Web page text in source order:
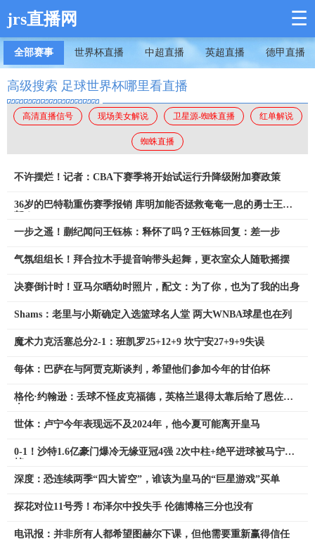
jrs直播网 ☰
全部赛事 世界杯直播 中超直播 英超直播 德甲直播
高级搜索 足球世界杯哪里看直播
高清直播信号 现场美女解说 卫星源-蜘蛛直播 红单解说
蜘蛛直播
不许摆烂！记者：CBA下赛季将开始试运行升降级附加赛政策
36岁的巴特勒重伤赛季报销 库明加能否拯救奄奄一息的勇士王
一步之遥！蒯纪闻问王钰栋：释怀了吗？王钰栋回复：差一步
气氛组组长！拜合拉木手提音响带头起舞，更衣室众人随歌摇摆
决赛倒计时！亚马尔晒幼时照片，配文：为了你，也为了我的出身
Shams：老里与小斯确定入选篮球名人堂 两大WNBA球星也在列
魔术力克活塞总分2-1：班凯罗25+12+9 坎宁安27+9+9失误
每体：巴萨在与阿贾克斯谈判，希望他们参加今年的甘伯杯
格伦·约翰逊：丢球不怪皮克福德，英格兰退得太靠后给了恩佐机
世体：卢宁今年表现远不及2024年，他今夏可能离开皇马
0-1！沙特1.6亿豪门爆冷无缘亚冠4强 2次中柱+绝平进球被马宁吹
深度：恐连续两季“四大皆空”，谁该为皇马的“巨星游戏”买单
探花对位11号秀！布泽尔中投失手 伦德博格三分也没有
电讯报：并非所有人都希望图赫尔下课，但他需要重新赢得信任